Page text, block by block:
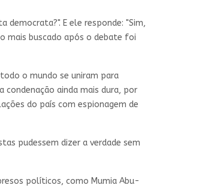
democrata?". E ele responde: "Sim,
mais buscado após o debate foi
o mundo se uniram para
ainda mais dura, por
do país com espionagem de
pudessem dizer a verdade sem
políticos, como Mumia Abu-